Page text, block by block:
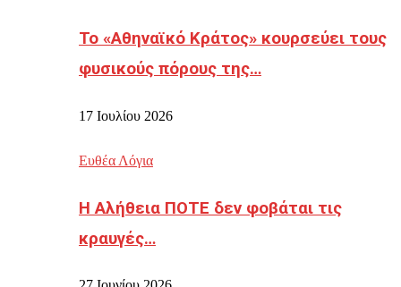
Το «Αθηναϊκό Κράτος» κουρσεύει τους
φυσικούς πόρους της…
17 Ιουλίου 2026
Ευθέα Λόγια
Η Αλήθεια ΠΟΤΕ δεν φοβάται τις
κραυγές…